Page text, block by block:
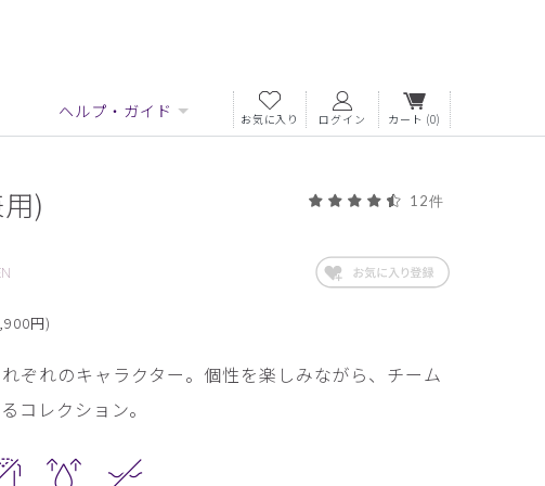
ヘルプ・ガイド お気に入り ログイン カート (0)
) 12件
円)
ぞれのキャラクター。個性を楽しみながら、チーム
コレクション。